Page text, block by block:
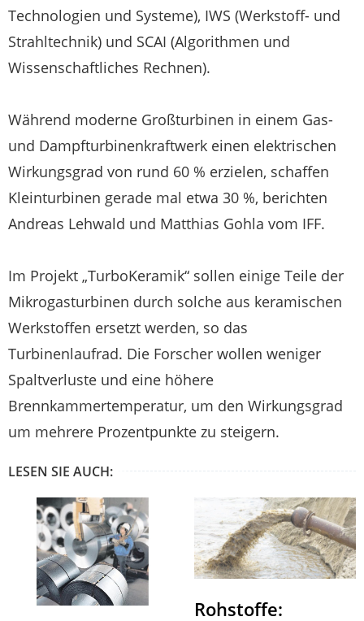
Technologien und Systeme), IWS (Werkstoff- und
Strahltechnik) und SCAI (Algorithmen und
Wissenschaftliches Rechnen).
Während moderne Großturbinen in einem Gas-
und Dampfturbinenkraftwerk einen elektrischen
Wirkungsgrad von rund 60 % erzielen, schaffen
Kleinturbinen gerade mal etwa 30 %, berichten
Andreas Lehwald und Matthias Gohla vom IFF.
Im Projekt „TurboKeramik“ sollen einige Teile der
Mikrogasturbinen durch solche aus keramischen
Werkstoffen ersetzt werden, so das
Turbinenlaufrad. Die Forscher wollen weniger
Spaltverluste und eine höhere
Brennkammertemperatur, um den Wirkungsgrad
um mehrere Prozentpunkte zu steigern.
LESEN SIE AUCH:
Rohstoffe: